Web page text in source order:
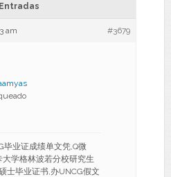
Entradas
am #3679
业证成绩单文凭,Q微
大学格林波若分校研究生
士毕业证书,办UNCG假文